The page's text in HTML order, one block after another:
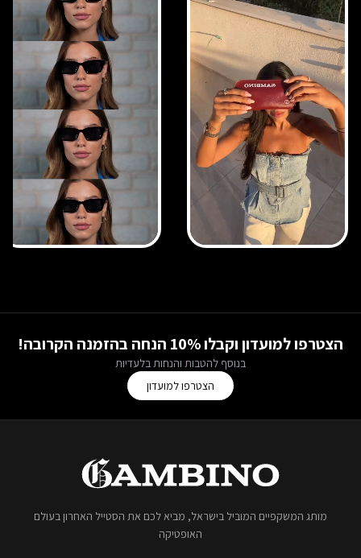
הצטרפו למועדון וקבלו 10% הנחה בהזמנה הקרובה!
בנוסף להטבות והנחות בלעדיות
הצטרפו למועדון
מותג המשקפיים המוביל בישראל, מביא לכם את הסטייל האחרון בעולם
האופטיקה